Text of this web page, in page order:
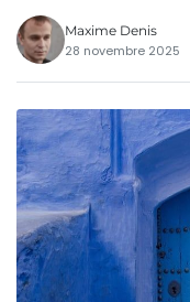
Maxime Denis
28 novembre 2025